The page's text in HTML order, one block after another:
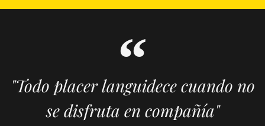
"Todo placer languidece cuando no
se disfruta en compañía"